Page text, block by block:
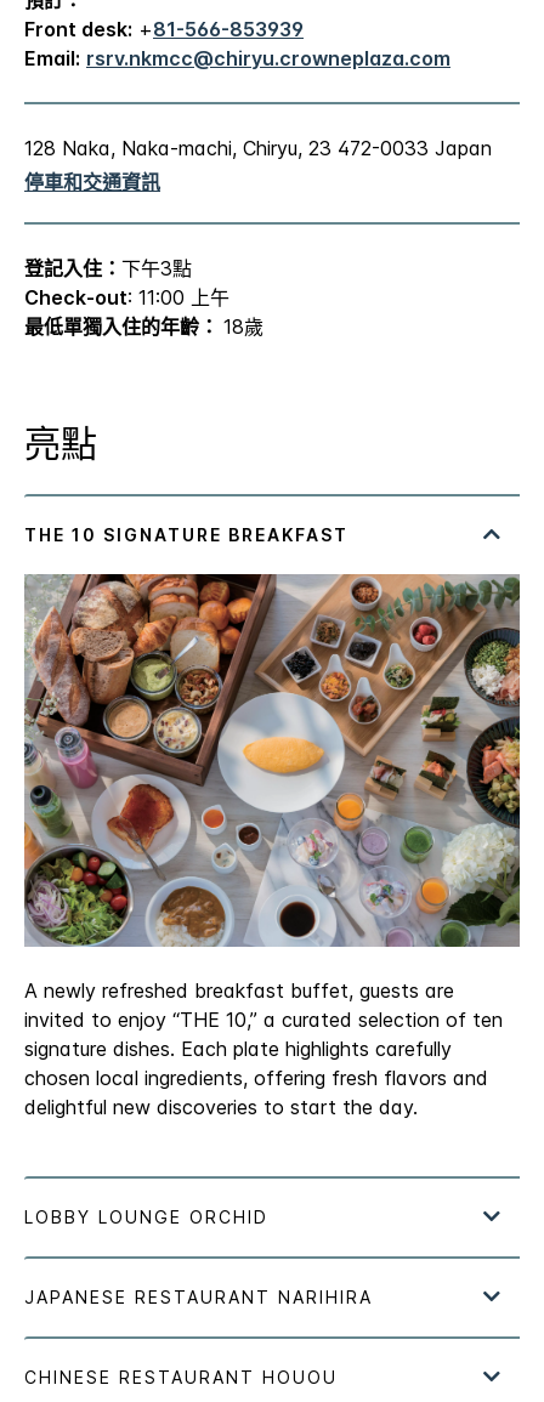
Front desk: +81-566-853939
Email: rsrv.nkmcc@chiryu.crowneplaza.com
128 Naka, Naka-machi, Chiryu, 23 472-0033 Japan
停車和交通資訊
登記入住： 下午3點
Check-out: 11:00 上午
最低單獨入住的年齡： 18歲
亮點
A newly refreshed breakfast buffet, guests are
invited to enjoy “THE 10,” a curated selection of ten
signature dishes. Each plate highlights carefully
chosen local ingredients, offering fresh flavors and
delightful new discoveries to start the day.